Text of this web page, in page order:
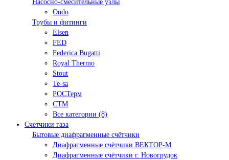
Насосно-смесительные узлы
Ondo
Трубы и фитинги
Elsen
FED
Federica Bugatti
Royal Thermo
Stout
Te-sa
РОСТерм
СТМ
Все категории (8)
Счетчики газа
Бытовые диафрагменные счётчики
Диафрагменные счётчики ВЕКТОР-М
Диафрагменные счётчики г. Новогрудок